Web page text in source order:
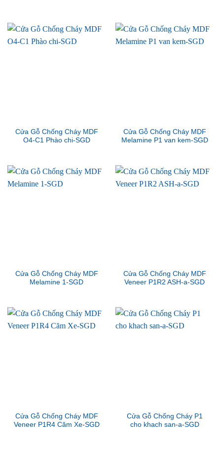
Cửa Gỗ Chống Cháy MDF
O4-C1 Phào chi-SGD
Cửa Gỗ Chống Cháy MDF
Melamine P1 van kem-SGD
Cửa Gỗ Chống Cháy MDF
Melamine 1-SGD
Cửa Gỗ Chống Cháy MDF
Veneer P1R2 ASH-a-SGD
Cửa Gỗ Chống Cháy MDF
Veneer P1R4 Căm Xe-SGD
Cửa Gỗ Chống Cháy P1
cho khach san-a-SGD